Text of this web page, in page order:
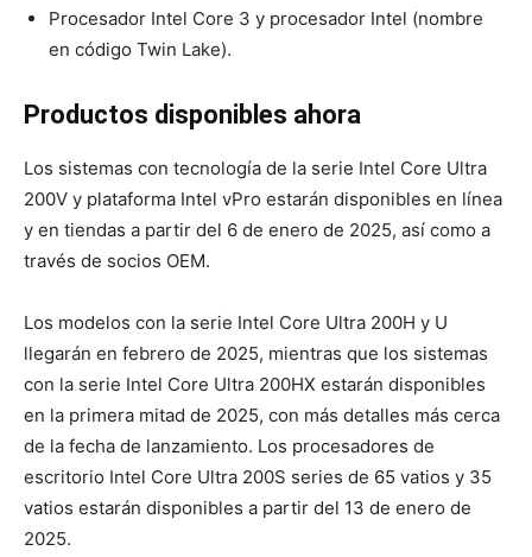
Procesador Intel Core 3 y procesador Intel (nombre
en código Twin Lake).
Productos disponibles ahora
Los sistemas con tecnología de la serie Intel Core Ultra
200V y plataforma Intel vPro estarán disponibles en línea
y en tiendas a partir del 6 de enero de 2025, así como a
través de socios OEM.
Los modelos con la serie Intel Core Ultra 200H y U
llegarán en febrero de 2025, mientras que los sistemas
con la serie Intel Core Ultra 200HX estarán disponibles
en la primera mitad de 2025, con más detalles más cerca
de la fecha de lanzamiento. Los procesadores de
escritorio Intel Core Ultra 200S series de 65 vatios y 35
vatios estarán disponibles a partir del 13 de enero de
2025.